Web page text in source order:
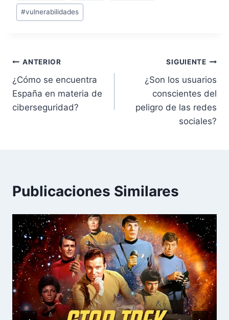
entrada:
#vulnerabilidades
Navegación
de
entradas
ANTERIOR
¿Cómo se encuentra
España en materia de
ciberseguridad?
SIGUIENTE
¿Son los usuarios
conscientes del
peligro de las redes
sociales?
Publicaciones Similares